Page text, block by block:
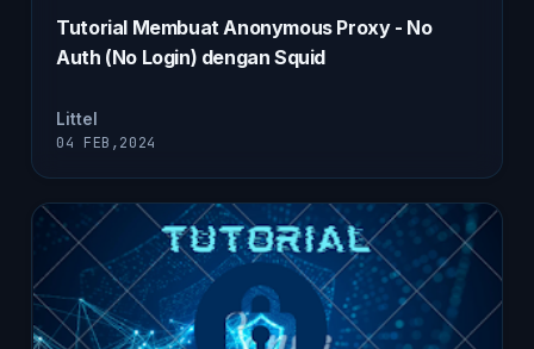
Tutorial Membuat Anonymous Proxy - No
Auth (No Login) dengan Squid
Littel
04 FEB,2024